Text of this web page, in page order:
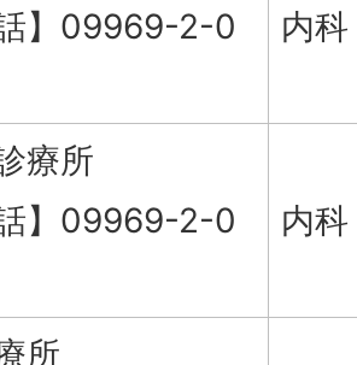
話】09969-2-0
内科
療所
話】09969-2-0
内
所